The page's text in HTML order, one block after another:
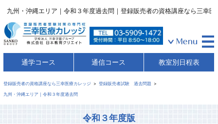
九州・沖縄エリア｜令和３年度過去問｜登録販売者の資格講座なら三幸医
通学コース 通信コース 教室別日程表
登録販売者の資格講座なら三幸医療カレッジ
登録販売者試験 過去問題
九州・沖縄エリア｜令和３年度過去問
令和３年度版